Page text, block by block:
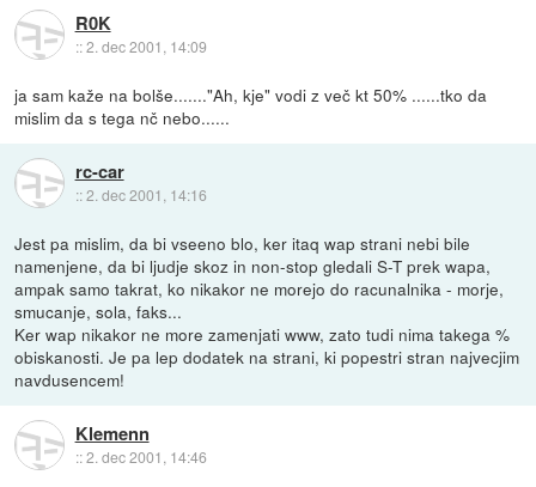
R0K
::2. dec 2001, 14:09
ja sam kaže na bolše......."Ah, kje" vodi z več kt 50% ......tko da
mislim da s tega nč nebo......
rc-car
::2. dec 2001, 14:16
Jest pa mislim, da bi vseeno blo, ker itaq wap strani nebi bile
namenjene, da bi ljudje skoz in non-stop gledali S-T prek wapa,
ampak samo takrat, ko nikakor ne morejo do racunalnika - morje,
smucanje, sola, faks...
Ker wap nikakor ne more zamenjati www, zato tudi nima takega %
obiskanosti. Je pa lep dodatek na strani, ki popestri stran najvecjim
navdusencem!
Klemenn
::2. dec 2001, 14:46